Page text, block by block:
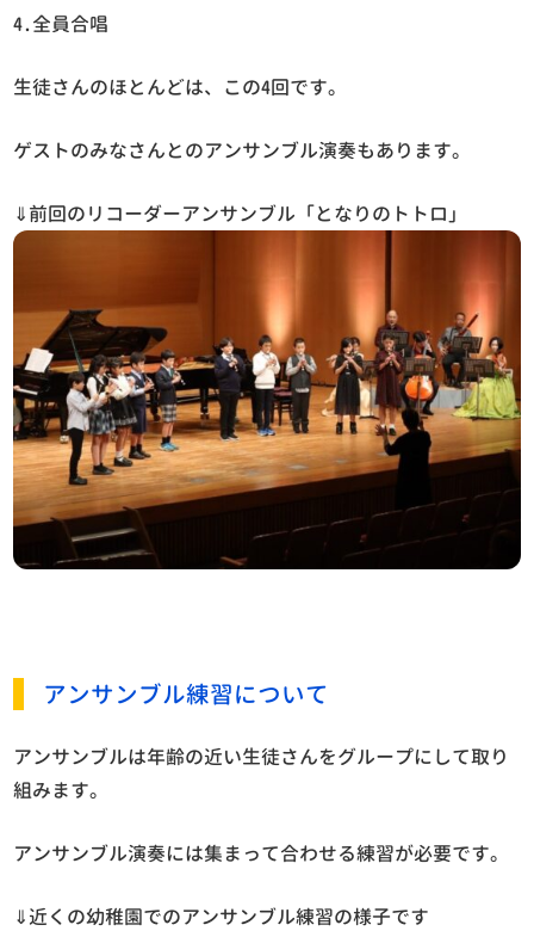
4.全員合唱
生徒さんのほとんどは、この4回です。
ゲストのみなさんとのアンサンブル演奏もあります。
⇓前回のリコーダーアンサンブル「となりのトトロ」
アンサンブル練習について
アンサンブルは年齢の近い生徒さんをグループにして取り
組みます。
アンサンブル演奏には集まって合わせる練習が必要です。
⇓近くの幼稚園でのアンサンブル練習の様子です